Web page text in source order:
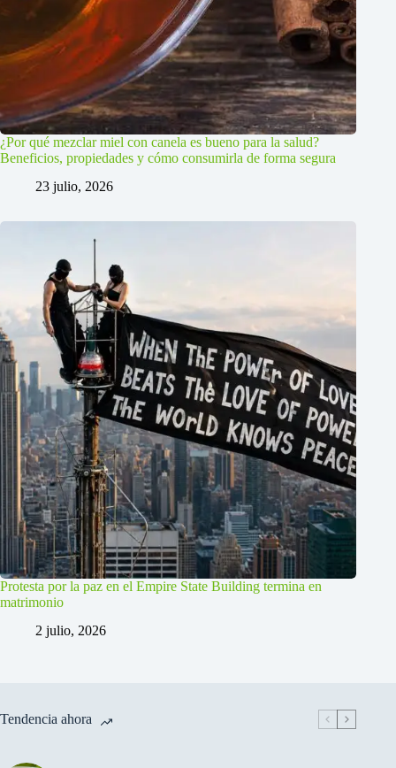
¿Por qué mezclar miel con canela es bueno para la salud?
Beneficios, propiedades y cómo consumirla de forma segura
23 julio, 2026
Protesta por la paz en el Empire State Building termina en
matrimonio
2 julio, 2026
Tendencia ahora